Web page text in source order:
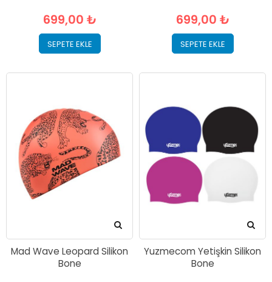
699,00 ₺
SEPETE EKLE
699,00 ₺
SEPETE EKLE
Mad Wave Leopard Silikon
Bone
Yuzmecom Yetişkin Silikon
Bone